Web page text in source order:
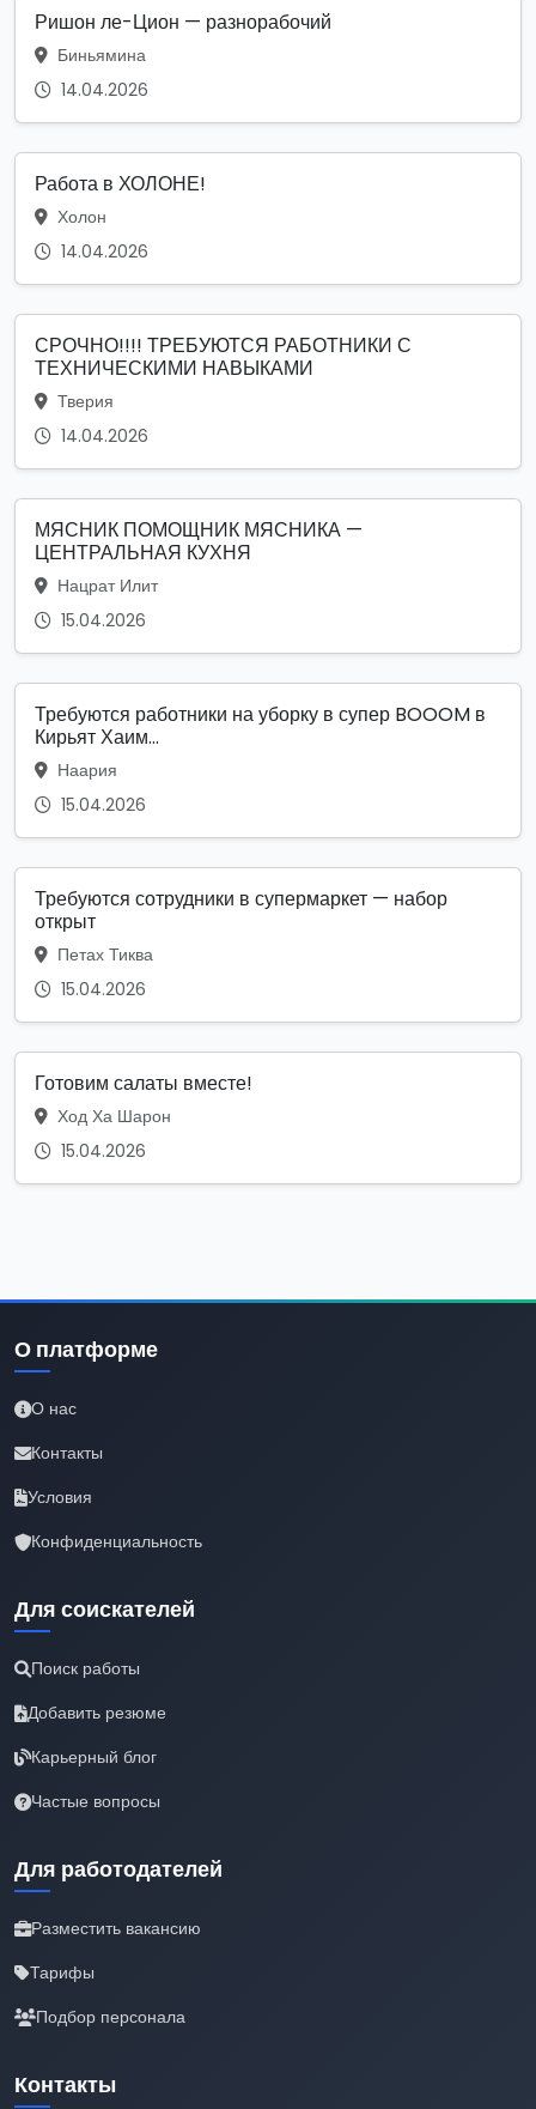
Ришон ле-Цион — разнорабочий
Биньямина
14.04.2026
Работа в ХОЛОНЕ!
Холон
14.04.2026
СРОЧНО!!!! ТРЕБУЮТСЯ РАБОТНИКИ С
ТЕХНИЧЕСКИМИ НАВЫКАМИ
Тверия
14.04.2026
МЯСНИК ПОМОЩНИК МЯСНИКА —
ЦЕНТРАЛЬНАЯ КУХНЯ
Нацрат Илит
15.04.2026
Требуются работники на уборку в супер BOOOM в
Кирьят Хаим...
Наария
15.04.2026
Требуются сотрудники в супермаркет — набор
открыт
Петах Тиква
15.04.2026
Готовим салаты вместе!
Ход Ха Шарон
15.04.2026
О платформе
О нас
Контакты
Условия
Конфиденциальность
Для соискателей
Поиск работы
Добавить резюме
Карьерный блог
Частые вопросы
Для работодателей
Разместить вакансию
Тарифы
Подбор персонала
Контакты